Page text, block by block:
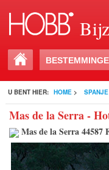
U BENT HIER: HOME > SPANJE
Mas de la Serra -
Mas de la Serra 44587